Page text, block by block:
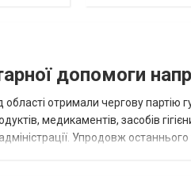
допомоги
отримали чергову партію
медикаментів, засобів
Упродовж